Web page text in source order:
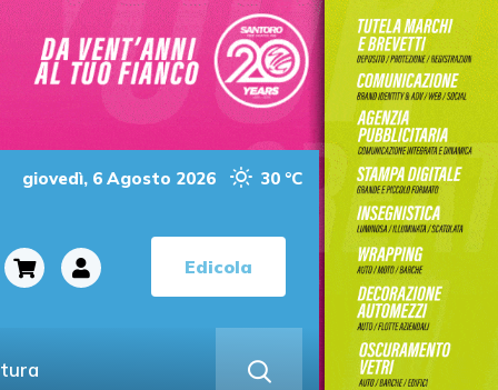
giovedì, 6 Agosto 2026 30 °C
Edicola